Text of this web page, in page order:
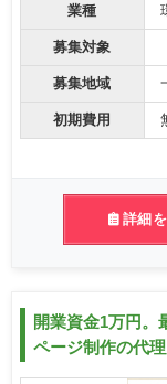
業種
募集対象
募集地域
初期費用
詳細
開業資金1万円。
ページ制作の代